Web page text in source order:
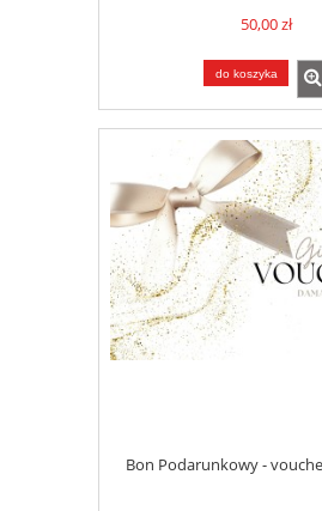
50,00 zł
do koszyka
Bon Podarunkowy -